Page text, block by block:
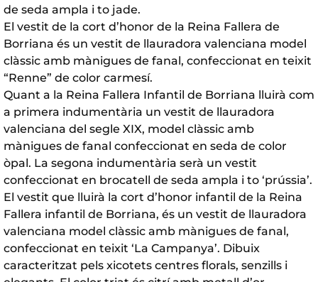
de seda ampla i to jade.
El vestit de la cort d’honor de la Reina Fallera de
Borriana és un vestit de llauradora valenciana model
clàssic amb mànigues de fanal, confeccionat en teixit
“Renne” de color carmesí.
Quant a la Reina Fallera Infantil de Borriana lluirà com
a primera indumentària un vestit de llauradora
valenciana del segle XIX, model clàssic amb
mànigues de fanal confeccionat en seda de color
òpal. La segona indumentària serà un vestit
confeccionat en brocatell de seda ampla i to ‘prússia’.
El vestit que lluirà la cort d’honor infantil de la Reina
Fallera infantil de Borriana, és un vestit de llauradora
valenciana model clàssic amb mànigues de fanal,
confeccionat en teixit ‘La Campanya’. Dibuix
caracteritzat pels xicotets centres florals, senzills i